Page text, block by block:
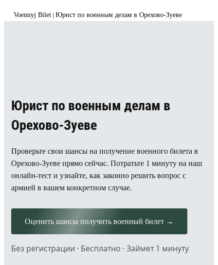
Voennyj Bilet Юрист по военным делам в Орехово-Зуеве
Юрист по военным делам в
Орехово-Зуеве
Проверьте свои шансы на получение военного билета в
Орехово-Зуеве прямо сейчас. Потратьте 1 минуту на наш
онлайн-тест и узнайте, как законно решить вопрос с
армией в вашем конкретном случае.
Оценить шансы получить военный билет →
Без регистрации · Бесплатно · Займет 1 минуту